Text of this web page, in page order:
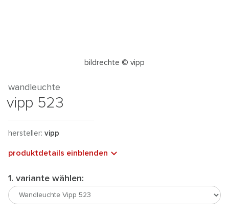
bildrechte © vipp
wandleuchte
vipp 523
hersteller: vipp
produktdetails einblenden
1. variante wählen: